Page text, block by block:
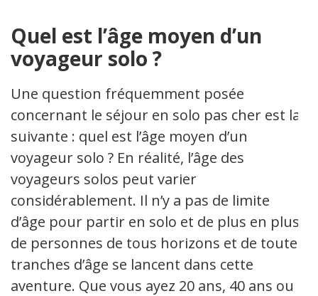
Quel est l’âge moyen d’un
voyageur solo ?
Une question fréquemment posée
concernant le séjour en solo pas cher est la
suivante : quel est l’âge moyen d’un
voyageur solo ? En réalité, l’âge des
voyageurs solos peut varier
considérablement. Il n’y a pas de limite
d’âge pour partir en solo et de plus en plus
de personnes de tous horizons et de toutes
tranches d’âge se lancent dans cette
aventure. Que vous ayez 20 ans, 40 ans ou